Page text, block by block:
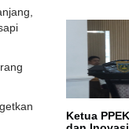
Ketua